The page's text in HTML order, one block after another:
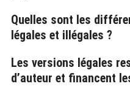
Quelles sont les
légales et illégales ?
Les versions légales
d’auteur et financent